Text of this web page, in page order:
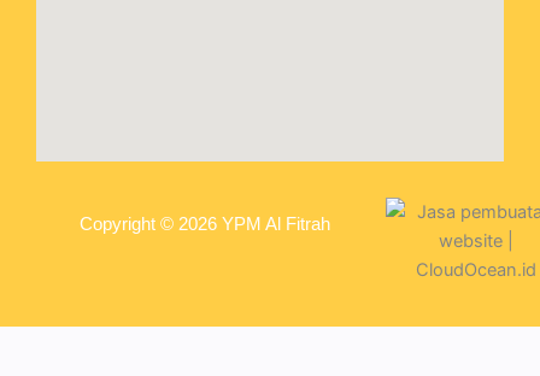
Copyright © 2026 YPM Al Fitrah